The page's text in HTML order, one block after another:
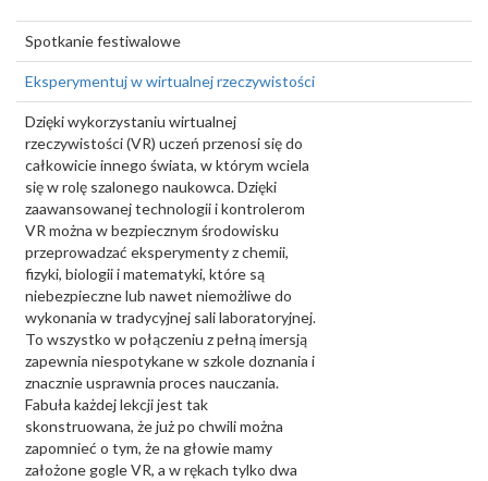
Spotkanie festiwalowe
Eksperymentuj w wirtualnej rzeczywistości
Dzięki wykorzystaniu wirtualnej
rzeczywistości (VR) uczeń przenosi się do
całkowicie innego świata, w którym wciela
się w rolę szalonego naukowca. Dzięki
zaawansowanej technologii i kontrolerom
VR można w bezpiecznym środowisku
przeprowadzać eksperymenty z chemii,
fizyki, biologii i matematyki, które są
niebezpieczne lub nawet niemożliwe do
wykonania w tradycyjnej sali laboratoryjnej.
To wszystko w połączeniu z pełną imersją
zapewnia niespotykane w szkole doznania i
znacznie usprawnia proces nauczania.
Fabuła każdej lekcji jest tak
skonstruowana, że już po chwili można
zapomnieć o tym, że na głowie mamy
założone gogle VR, a w rękach tylko dwa